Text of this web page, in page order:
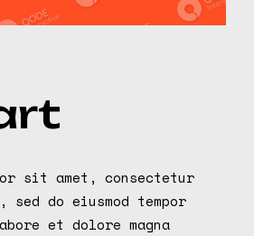
sit amet, consectetur
do eiusmod tempor
et dolore magna